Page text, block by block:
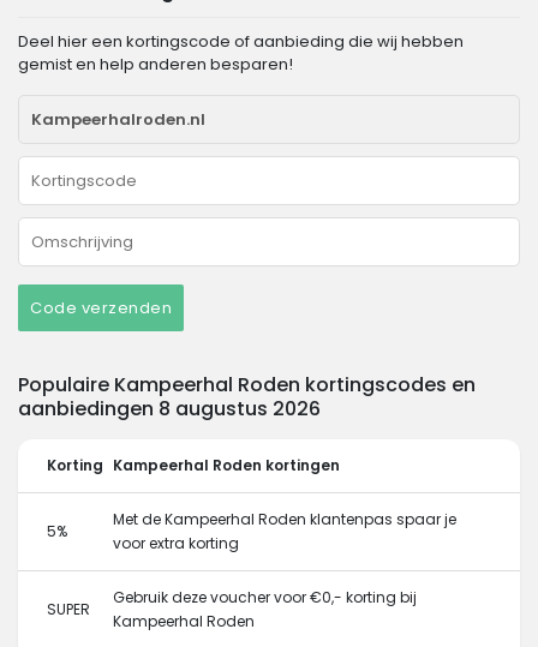
Deel hier een kortingscode of aanbieding die wij hebben
gemist en help anderen besparen!
Code verzenden
Populaire Kampeerhal Roden kortingscodes en
aanbiedingen 8 augustus 2026
Korting Kampeerhal Roden kortingen
5%
Met de Kampeerhal Roden klantenpas spaar je
voor extra korting
SUPER
Gebruik deze voucher voor €0,- korting bij
Kampeerhal Roden